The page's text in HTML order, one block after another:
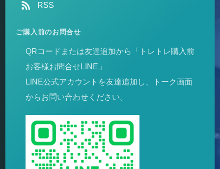
RSS
ご購入前のお問合せ
QRコードまたは友達追加から「トレトレ購入前
お客様お問合せLINE」
LINE公式アカウントを友達追加し、トーク画面
からお問い合わせください。